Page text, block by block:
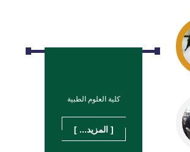
كلية العلوم الطبية
[ المزيد... ]